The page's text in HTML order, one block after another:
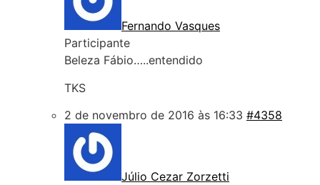
Fernando Vasques
Participante
Beleza Fábio…..entendido
TKS
2 de novembro de 2016 às 16:33 #4358
Júlio Cezar Zorzetti